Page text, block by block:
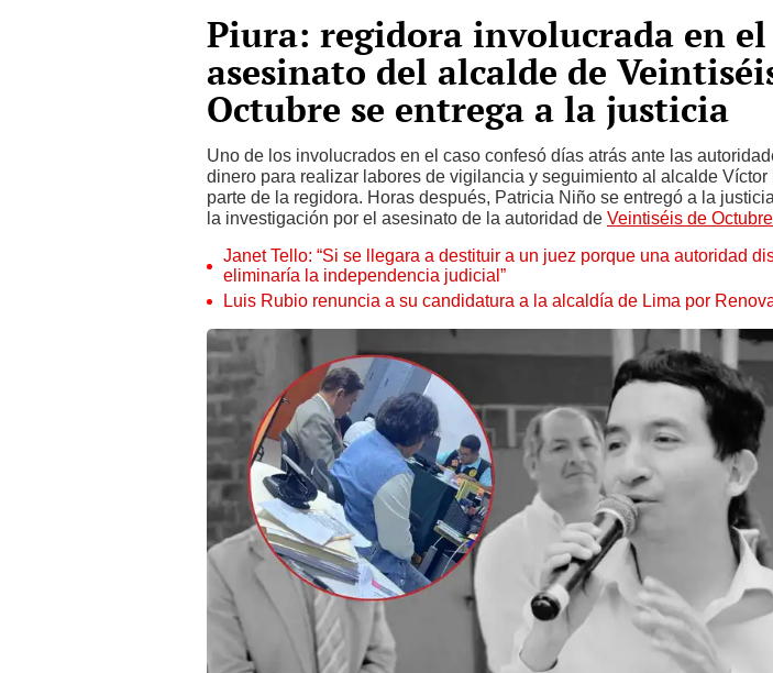
Piura: regidora involucrada en el
asesinato del alcalde de
Octubre se entrega a la justicia
Uno de los involucrados en el caso confesó días atrás ante las
dinero para realizar labores de vigilancia y seguimiento al alcalde Víctor
parte de la regidora. Horas después, Patricia Niño se entregó a la
la investigación por el asesinato de la autoridad de Veintiséis de Octubre
Janet Tello: “Si se llegara a destituir a un juez porque una autoridad
eliminaría la independencia judicial”
Luis Rubio renuncia a su candidatura a la alcaldía de Lima por